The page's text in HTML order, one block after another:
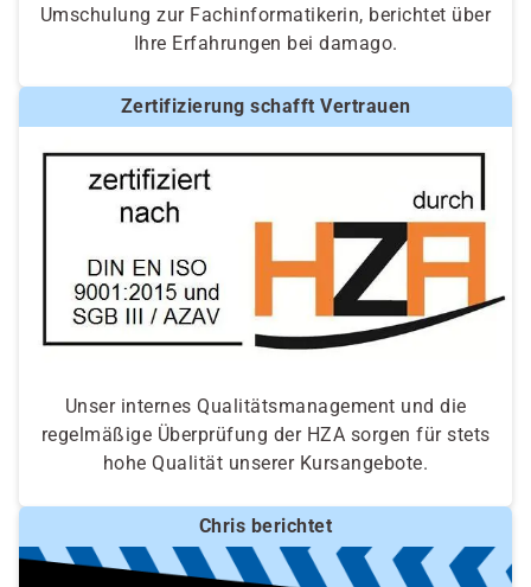
Umschulung zur Fachinformatikerin, berichtet über
Ihre Erfahrungen bei damago.
Zertifizierung schafft Vertrauen
Unser internes Qualitätsmanagement und die
regelmäßige Überprüfung der HZA sorgen für stets
hohe Qualität unserer Kursangebote.
Chris berichtet